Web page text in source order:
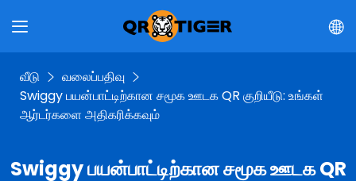
வீடு
வலைப்பதிவு
Swiggy பயன்பாட்டிற்கான சமூக ஊடக QR குறியீடு: உங்கள்
ஆர்டர்களை அதிகரிக்கவும்
Swiggy பயன்பாட்டிற்கான சமூக ஊடக QR